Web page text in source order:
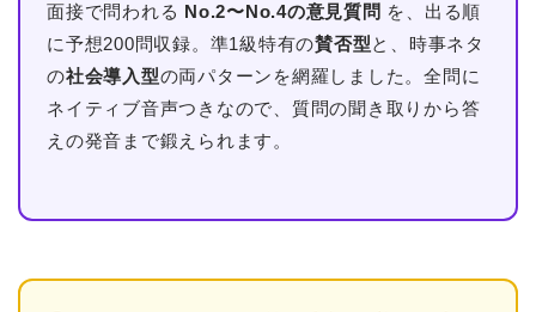
面接で問われる No.2〜No.4の意見質問 を、出る順
に予想200問収録。準1級特有の賛否型と、時事ネタ
の社会導入型の両パターンを網羅しました。全問に
ネイティブ音声つきなので、質問の聞き取りから答
えの発音まで鍛えられます。